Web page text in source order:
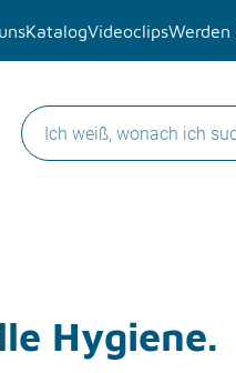
KatalogVideoclipsWerden
Hygiene.